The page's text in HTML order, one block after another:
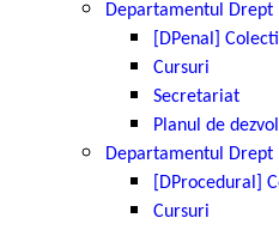
Departamentul Drept
[DPenal]
Cursuri
Secretariat
Planul de
Departamentul Drept
[DProcedural]
Cursuri